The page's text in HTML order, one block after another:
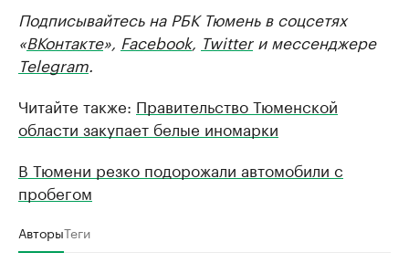
Подписывайтесь на РБК Тюмень в соцсетях
«ВКонтакте», Facebook, Twitterи мессенджере
Telegram
Читайте также: Правительство Тюменской
области закупает белые иномарки
В Тюмени резко подорожали автомобили с
пробегом
АвторыТеги